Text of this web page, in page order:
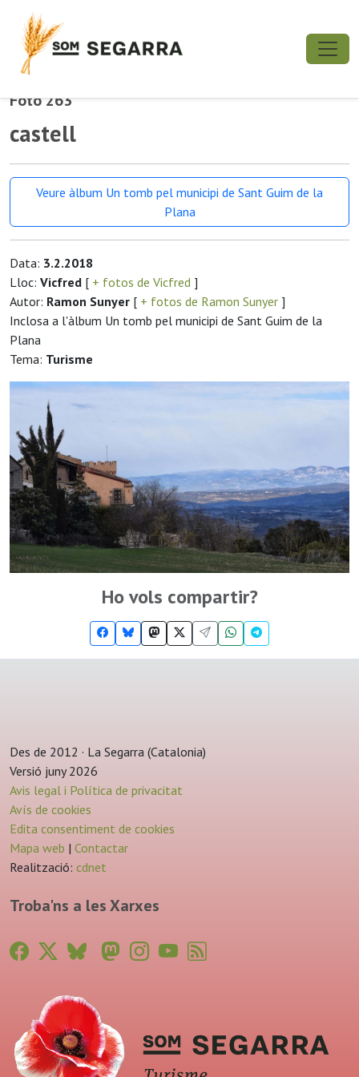
Foto 263
castell
Veure àlbum Un tomb pel municipi de Sant Guim de la
Plana
Data: 3.2.2018
Lloc: Vicfred [ + fotos de Vicfred ]
Autor: Ramon Sunyer [ + fotos de Ramon Sunyer ]
Inclosa a l'àlbum Un tomb pel municipi de Sant Guim de la
Plana
Tema: Turisme
Ho vols compartir?
Des de 2012 · La Segarra (Catalonia)
Versió juny 2026
Avis legal i Política de privacitat
Avís de cookies
Edita consentiment de cookies
Mapa web | Contactar
Realització: cdnet
Troba'ns a les Xarxes